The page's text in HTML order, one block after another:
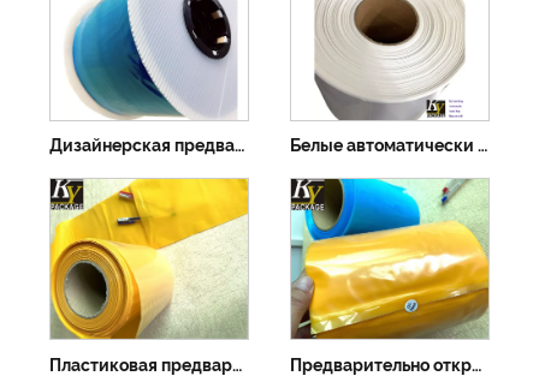
Дизайнерская предварительно открытая сумка Auto Bag в рулоне Белые автоматически открытые пакеты с прозрачной спинкой в ​​рулонах
Пластиковая предварительно открытая автосумка на заказ Предварительно открытый перфорированный полиэтиленовый пакет в рулонах